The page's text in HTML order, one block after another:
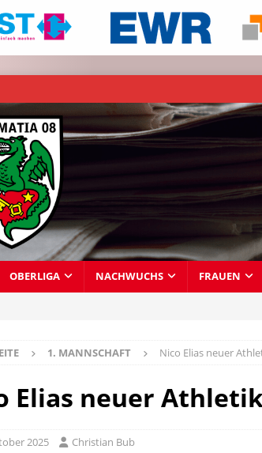
OBERLIGA NACHWUCHS FRAUEN
1. MANNSCHAFT Nico Elias neuer
Elias neuer
2025 Christian Bub